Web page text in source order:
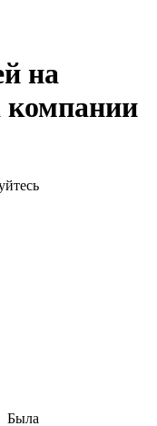
на
компании
Была